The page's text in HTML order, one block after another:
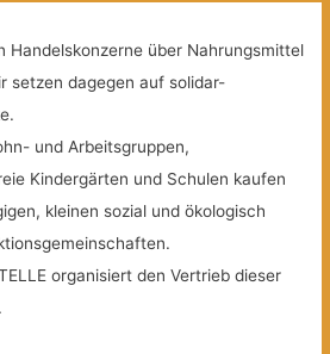
Handelskonzerne über Nahrungsmittel
setzen dagegen auf solidar-
und Arbeitsgruppen,
Kindergärten und Schulen kaufen
kleinen sozial und ökologisch
organisiert den Vertrieb dieser